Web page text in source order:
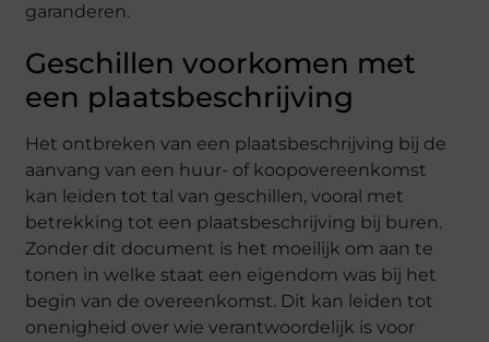
garanderen.
Geschillen voorkomen met
een plaatsbeschrijving
Het ontbreken van een plaatsbeschrijving bij de
aanvang van een huur- of koopovereenkomst
kan leiden tot tal van geschillen, vooral met
betrekking tot een plaatsbeschrijving bij buren.
Zonder dit document is het moeilijk om aan te
tonen in welke staat een eigendom was bij het
begin van de overeenkomst. Dit kan leiden tot
onenigheid over wie verantwoordelijk is voor